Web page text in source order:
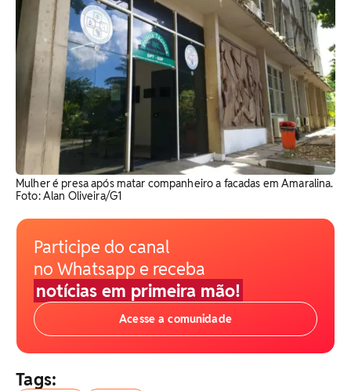
Mulher é presa após matar companheiro a facadas em Amaralina.
Foto: Alan Oliveira/G1
Participe do canal
no Whatsapp e receba
notícias em primeira mão!
Acesse a comunidade
Tags: